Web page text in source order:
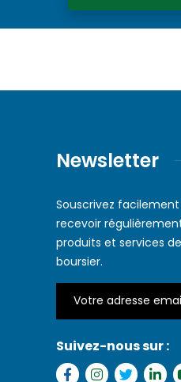
Newsletter
Souscrivez
recevoir
produits et services
boursier.
Suivez-nous sur :